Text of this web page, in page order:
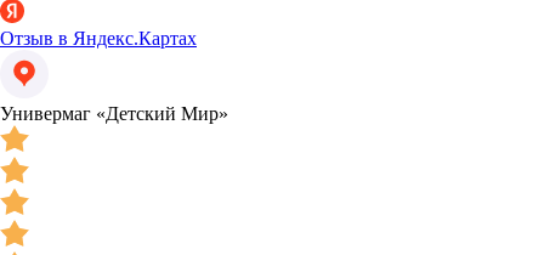
Отзыв в Яндекс.Картах
Универмаг «Детский Мир»